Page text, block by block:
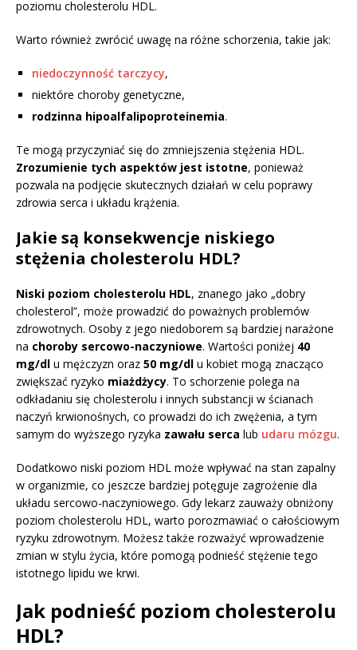
poziomu cholesterolu HDL.
Warto również zwrócić uwagę na różne schorzenia, takie jak:
niedoczynność tarczycy,
niektóre choroby genetyczne,
rodzinna hipoalfalipoproteinemia.
Te mogą przyczyniać się do zmniejszenia stężenia HDL.
Zrozumienie tych aspektów jest istotne, ponieważ
pozwala na podjęcie skutecznych działań w celu poprawy
zdrowia serca i układu krążenia.
Jakie są konsekwencje niskiego
stężenia cholesterolu HDL?
Niski poziom cholesterolu HDL, znanego jako „dobry
cholesterol”, może prowadzić do poważnych problemów
zdrowotnych. Osoby z jego niedoborem są bardziej narażone
na choroby sercowo-naczyniowe. Wartości poniżej 40
mg/dl u mężczyzn oraz 50 mg/dl u kobiet mogą znacząco
zwiększać ryzyko miażdżycy. To schorzenie polega na
odkładaniu się cholesterolu i innych substancji w ścianach
naczyń krwionośnych, co prowadzi do ich zwężenia, a tym
samym do wyższego ryzyka zawału serca lub udaru mózgu.
Dodatkowo niski poziom HDL może wpływać na stan zapalny
w organizmie, co jeszcze bardziej potęguje zagrożenie dla
układu sercowo-naczyniowego. Gdy lekarz zauważy obniżony
poziom cholesterolu HDL, warto porozmawiać o całościowym
ryzyku zdrowotnym. Możesz także rozważyć wprowadzenie
zmian w stylu życia, które pomogą podnieść stężenie tego
istotnego lipidu we krwi.
Jak podnieść poziom cholesterolu
HDL?